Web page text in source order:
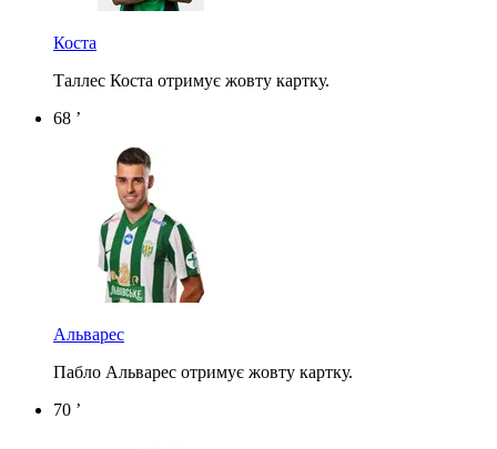
Коста
Таллес Коста отримує жовту картку.
68 ’
Альварес
Пабло Альварес отримує жовту картку.
70 ’